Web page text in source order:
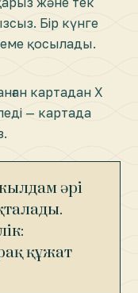
Бір күнге
қосылады.
картадан Х
— картада
әрі
құжат